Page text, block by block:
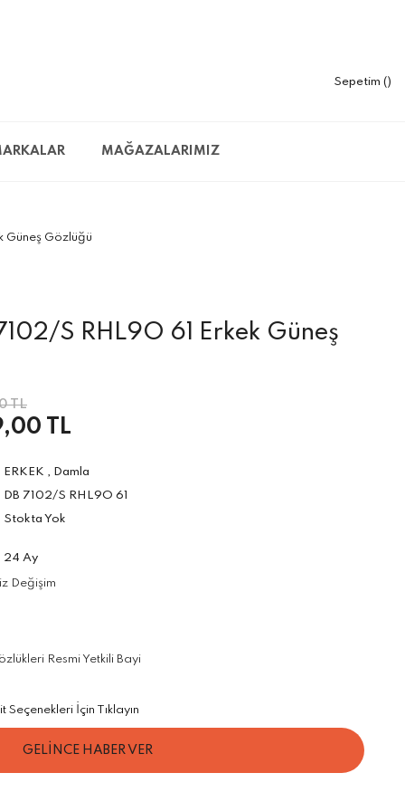
Sepetim
MAĞAZALARIMIZ
Güneş Gözlüğü
S RHL9O 61 Erkek Güneş
TL
TL
ERKEK , Damla
DB 7102/S RHL9O 61
Stokta Yok
24 Ay
Değişim
Resmi Yetkili Bayi
İçin Tıklayın
GELİNCE HABER VER